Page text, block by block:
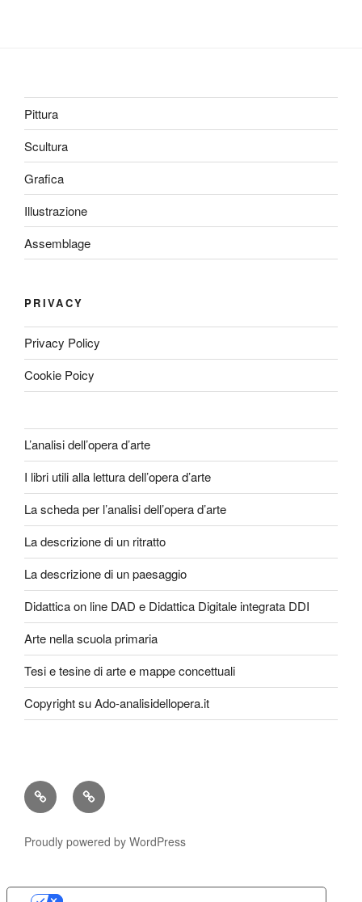
Pittura
Scultura
Grafica
Illustrazione
Assemblage
PRIVACY
Privacy Policy
Cookie Poicy
L’analisi dell’opera d’arte
I libri utili alla lettura dell’opera d’arte
La scheda per l’analisi dell’opera d’arte
La descrizione di un ritratto
La descrizione di un paesaggio
Didattica on line DAD e Didattica Digitale integrata DDI
Arte nella scuola primaria
Tesi e tesine di arte e mappe concettuali
Copyright su Ado-analisidellopera.it
Privacy
Policy
Cookie
Poicy
Proudly powered by WordPress